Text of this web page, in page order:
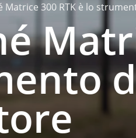
Matrice 300 RTK è lo